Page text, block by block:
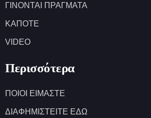
ΓΙΝΟΝΤΑΙ ΠΡΑΓΜΑΤΑ
ΚΑΠΟΤΕ
VIDEO
Περισσότερα
ΠΟΙΟΙ ΕΙΜΑΣΤΕ
ΔΙΑΦΗΜΙΣΤΕΙΤΕ ΕΔΩ